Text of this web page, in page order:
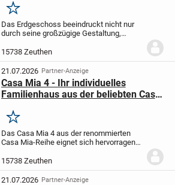
Merken
Das Erdgeschoss beeindruckt nicht nur
durch seine großzügige Gestaltung,
Ausstattung. Die offene Küche ist nicht
nur funktional, sondern auch ein Ort der
Geselligkei...
15738 Zeuthen
21.07.2026 Partner-Anzeige
Casa Mia 4 - Ihr individuelles
Familienhaus aus der beliebten Casa
Merken
Das Casa Mia 4 aus der renommierten
Casa Mia-Reihe eignet sich hervorragend
Gestaltung ihres Zuhauses legen. Auf ca.
146,04 m² Wohnfläche erwartet Sie eine...
15738 Zeuthen
21.07.2026 Partner-Anzeige